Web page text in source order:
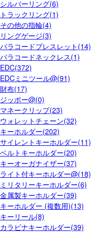
シルバーリング(6)
トラックリング(1)
その他の指輪(4)
リングゲージ(3)
パラコードブレスレット(14)
パラコードネックレス(1)
EDC(372)
EDCミニツール@(91)
財布(17)
ジッポー@(0)
マネークリップ(23)
ウォレットチェーン(32)
キーホルダー(202)
サイレントキーホルダー(11)
ベルトキーホルダー(20)
キーオーガナイザー(37)
ライト付キーホルダー@(18)
ミリタリーキーホルダー(6)
金属製キーホルダー(39)
キーホルダー (複数用)(13)
キーリール(8)
カラビナキーホルダー(39)